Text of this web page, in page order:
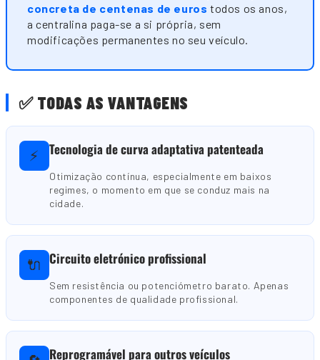
concreta de centenas de euros todos os anos,
a centralina paga-se a si própria, sem
modificações permanentes no seu veículo.
✅ TODAS AS VANTAGENS
⚡ Tecnologia de curva adaptativa patenteada
Otimização contínua, especialmente em baixos
regimes, o momento em que se conduz mais na
cidade.
🔌 Circuito eletrónico profissional
Sem resistência ou potenciómetro barato. Apenas
componentes de qualidade profissional.
Reprogramável para outros veículos